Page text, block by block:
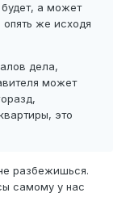
а может
же исходя
дела,
может
это
разбежишься.
самому у нас